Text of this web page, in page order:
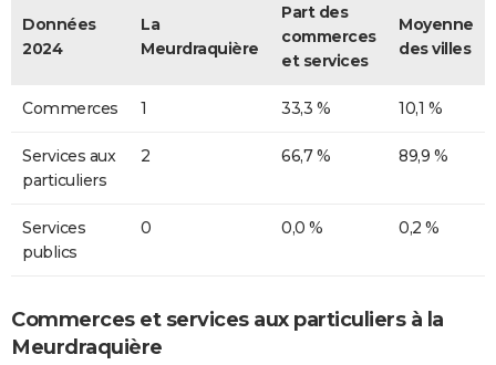
Données
2024
La
Meurdraquière
Part des
commerces
et services
Moyenne
des villes
Commerces 1 33,3 % 10,1 %
Services aux
particuliers
2 66,7 % 89,9 %
Services
publics
0 0,0 % 0,2 %
Commerces et services aux particuliers à la
Meurdraquière